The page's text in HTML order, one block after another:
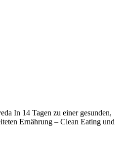
In 14 Tagen zu einer gesunden,
Ernährung – Clean Eating und